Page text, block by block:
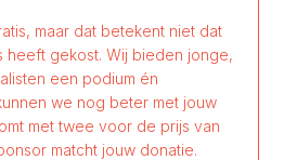
maar dat betekent niet dat
heeft gekost. Wij bieden jonge,
een podium én
we nog beter met jouw
met twee voor de prijs van
matcht jouw donatie.